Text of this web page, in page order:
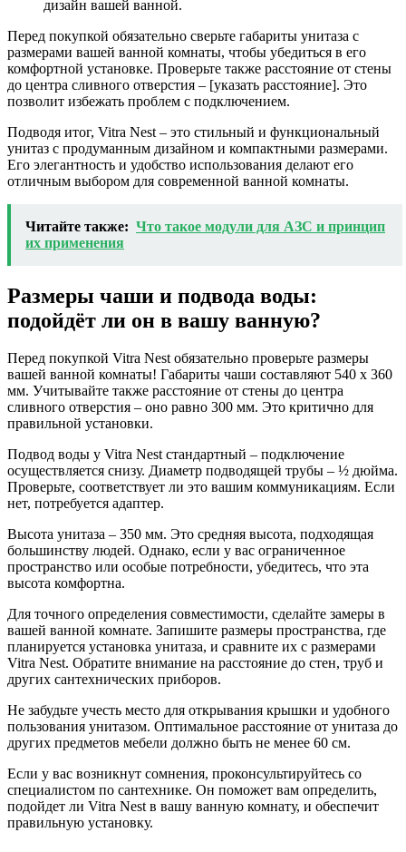
дизайн вашей ванной.
Перед покупкой обязательно сверьте габариты унитаза с
размерами вашей ванной комнаты, чтобы убедиться в его
комфортной установке. Проверьте также расстояние от стены
до центра сливного отверстия – [указать расстояние]. Это
позволит избежать проблем с подключением.
Подводя итог, Vitra Nest – это стильный и функциональный
унитаз с продуманным дизайном и компактными размерами.
Его элегантность и удобство использования делают его
отличным выбором для современной ванной комнаты.
Читайте также: Что такое модули для АЗС и принцип
их применения
Размеры чаши и подвода воды:
подойдёт ли он в вашу ванную?
Перед покупкой Vitra Nest обязательно проверьте размеры
вашей ванной комнаты! Габариты чаши составляют 540 x 360
мм. Учитывайте также расстояние от стены до центра
сливного отверстия – оно равно 300 мм. Это критично для
правильной установки.
Подвод воды у Vitra Nest стандартный – подключение
осуществляется снизу. Диаметр подводящей трубы – ½ дюйма.
Проверьте, соответствует ли это вашим коммуникациям. Если
нет, потребуется адаптер.
Высота унитаза – 350 мм. Это средняя высота, подходящая
большинству людей. Однако, если у вас ограниченное
пространство или особые потребности, убедитесь, что эта
высота комфортна.
Для точного определения совместимости, сделайте замеры в
вашей ванной комнате. Запишите размеры пространства, где
планируется установка унитаза, и сравните их с размерами
Vitra Nest. Обратите внимание на расстояние до стен, труб и
других сантехнических приборов.
Не забудьте учесть место для открывания крышки и удобного
пользования унитазом. Оптимальное расстояние от унитаза до
других предметов мебели должно быть не менее 60 см.
Если у вас возникнут сомнения, проконсультируйтесь со
специалистом по сантехнике. Он поможет вам определить,
подойдет ли Vitra Nest в вашу ванную комнату, и обеспечит
правильную установку.